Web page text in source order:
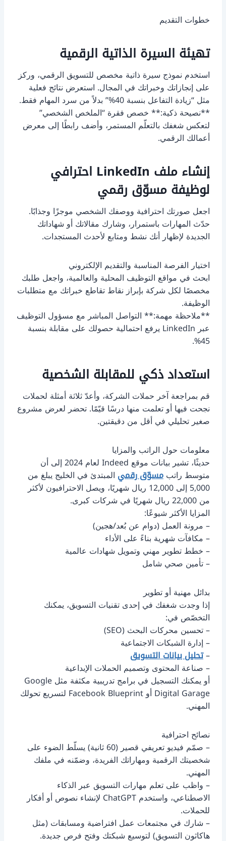
خطوات التقديم
تهيئة السيرة الذاتية الرقمية
استخدم نموذج سيرة ذاتية مخصص للتسويق الرقمي، وركز
على إنجازاتك وخبراتك في المجال. استعرض نتائج فعلية
مثل “زيادة التفاعل بنسبة 40%” بدلاً من سرد المهام فقط.
**نصيحة ذكية:** خصص فقرة “الملخص الشخصي”
لتعكس شغفك بالتعلّم المستمر، وأضف رابطًا إلى معرض
أعمالك الرقمي.
إنشاء ملف LinkedIn احترافي
لوظيفة مسوّق رقمي
اجعل صورتك احترافية ووصفك الشخصي موجزًا وجذابًا.
حدّث المهارات باستمرار، وشارك مقالاتك أو شهاداتك
الجديدة لإظهار أنك نشط ومتابع لأحدث المستجدات.
اختيار الفرصة المناسبة والتقديم الإلكتروني
ابحث في مواقع التوظيف المحلية والعالمية، واجعل طلبك
مخصصًا لكل شركة بإبراز نقاط تقاطع خبراتك مع متطلبات
الوظيفة.
**ملاحظة مهمة:** التواصل المباشر مع مسؤول التوظيف
عبر LinkedIn يرفع احتمالية حصولك على مقابلة بنسبة
45%.
استعداد ذكي للمقابلة الشخصية
قم بمراجعة آخر حملات الشركة، وأعدّ ثلاثة أمثلة لحملات
نجحت فيها أو تعلمت منها درسًا قيّمًا. تحضر لعرض مشروع
صغير تحليلي في أقل من دقيقتين.
معلومات حول الراتب والمزايا
حديثًا، تشير بيانات موقع Indeed لعام 2024 إلى أن
متوسط راتبمسوّق رقمي المبتدئ في الخليج يبلغ من
5,000 إلى 12,000 ريال شهريًا، ويصل الاحترافيون لأكثر
من 22,000 ريال شهريًا في شركات كبرى.
المزايا الأكثر شيوعًا:
– مرونة العمل (دوام عن بُعد/هجين)
– مكافآت شهرية بناءً على الأداء
– خطط تطوير مهني وتمويل شهادات عالمية
– تأمين صحي شامل
بدائل مهنية أو تطوير
إذا وجدت شغفك في إحدى تقنيات التسويق، يمكنك
التخصّص في:
– تحسين محركات البحث (SEO)
– إدارة الشبكات الاجتماعية
–تحليل بيانات التسويق
– صناعة المحتوى وتصميم الحملات الإبداعية
أو يمكنك التسجيل في برامج تدريبية مكثفة مثل Google
Digital Garage أو Facebook Blueprint لتسريع تحولك
المهني.
نصائح احترافية
– صمّم فيديو تعريفي قصير (60 ثانية) يسلّط الضوء على
شخصيتك الرقمية ومهاراتك الفريدة، وضمّنه في ملفك
المهني.
– واظب على تعلم مهارات التسويق عبر الذكاء
الاصطناعي، واستخدم ChatGPT لإنشاء نصوص أو أفكار
للحملات.
– شارك في مجتمعات عمل افتراضية ومسابقات (مثل
هاكاثون التسويق) لتوسيع شبكتك وفتح فرص جديدة.